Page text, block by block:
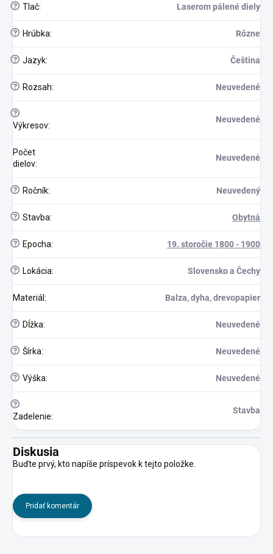
? Tlač: Laserom pálené diely
? Hrúbka: Rôzne
? Jazyk: Čeština
? Rozsah: Neuvedené
?
Výkresov:
Neuvedené
Počet
dielov:
Neuvedené
? Ročník: Neuvedený
? Stavba: Obytná
? Epocha: 19. storočie 1800 - 1900
? Lokácia: Slovensko a Čechy
Materiál : Balza, dyha, drevopapier
? Dĺžka: Neuvedené
? Šírka: Neuvedené
? Výška: Neuvedené
?
Zadelenie:
Stavba
Diskusia
Buďte prvý, kto napíše príspevok k tejto položke.
Pridať komentár